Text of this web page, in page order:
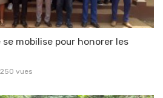
mobilise pour honorer les
250 vues